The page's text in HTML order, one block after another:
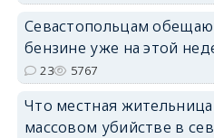
Севастопольцам
бензине уже на этой
23 5767
Что местная жительница
массовом убийстве в